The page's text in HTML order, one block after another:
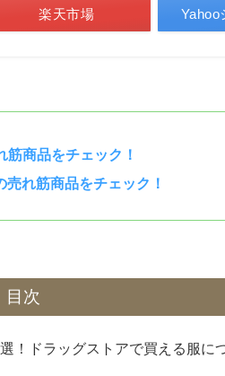
楽天市場 Yahoo
筋商品をチェック！
れ筋商品をチェック！
目次
！ドラッグストアで買える服に